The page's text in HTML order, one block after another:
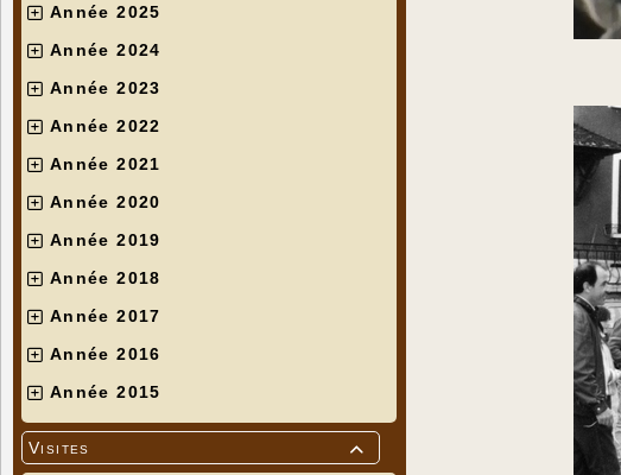
Année 2025
Année 2024
Année 2023
Année 2022
Année 2021
Année 2020
Année 2019
Année 2018
Année 2017
Année 2016
Année 2015

Visites